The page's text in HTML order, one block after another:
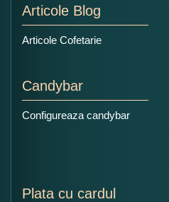
Articole Blog
Articole Cofetarie
Candybar
Configureaza candybar
Plata cu cardul